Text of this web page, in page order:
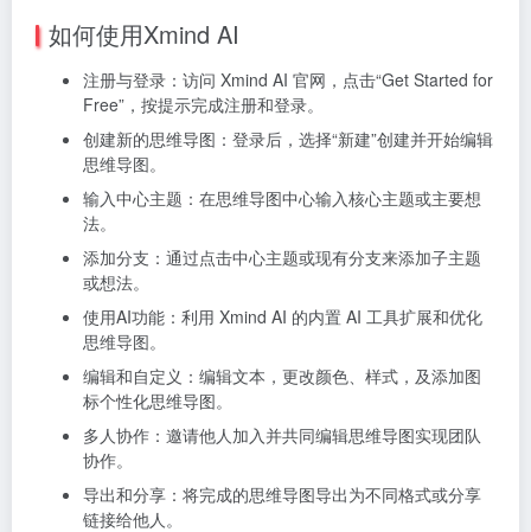
如何使用Xmind AI
注册与登录：访问 Xmind AI 官网，点击“Get Started for
Free”，按提示完成注册和登录。
创建新的思维导图：登录后，选择“新建”创建并开始编辑
思维导图。
输入中心主题：在思维导图中心输入核心主题或主要想
法。
添加分支：通过点击中心主题或现有分支来添加子主题
或想法。
使用AI功能：利用 Xmind AI 的内置 AI 工具扩展和优化
思维导图。
编辑和自定义：编辑文本，更改颜色、样式，及添加图
标个性化思维导图。
多人协作：邀请他人加入并共同编辑思维导图实现团队
协作。
导出和分享：将完成的思维导图导出为不同格式或分享
链接给他人。